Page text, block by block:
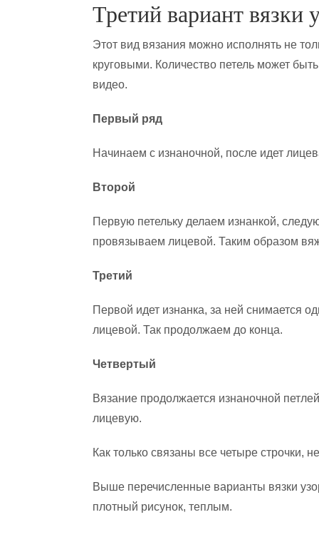
Третий вариант вязки
Этот вид вязания можно исполнять не
круговыми. Количество петель может
видео.
Первый ряд
Начинаем с изнаночной, после идет
Второй
Первую петельку делаем изнанкой,
провязываем лицевой. Таким образом
Третий
Первой идет изнанка, за ней снимается
лицевой. Так продолжаем до конца.
Четвертый
Вязание продолжается изнаночной
лицевую.
Как только связаны все четыре строчки,
Выше перечисленные варианты вязки
плотный рисунок, теплым.